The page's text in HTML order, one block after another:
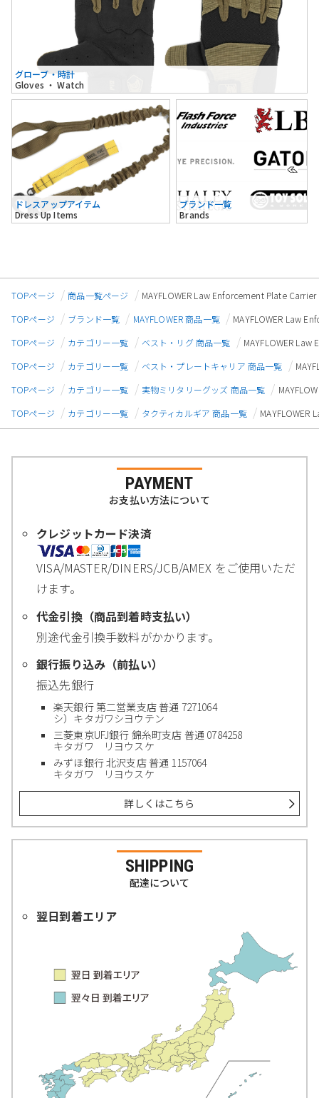
グローブ・時計
Gloves ・ Watch
ドレスアップアイテム
Dress Up Items
ブランド一覧
Brands
TOPページ 商品一覧ページ
MAYFLOWER Law Enforcement Plate
TOPページ
ブランド一覧 MAYFLOWER 商品一覧
MAYFLOWER Law
TOPページ
カテゴリー一覧 ベスト・リグ 商品一覧
MAYFLOWER
TOPページ
カテゴリー一覧 ベスト・プレートキャリア 商品一覧
TOPページ
カテゴリー一覧 実物ミリタリーグッズ 商品一覧
TOPページ
カテゴリー一覧 タクティカルギア 商品一覧
PAYMENT
お支払い方法について
クレジットカード決済
VISA/MASTER/DINERS/JCB/AMEX をご使用いただ
けます。
代金引換（商品到着時支払い）
別途代金引換手数料がかかります。
銀行振り込み（前払い）
振込先銀行
楽天銀行 第二営業支店 普通 7271064
シ）キタガワシヨウテン
三菱東京UFJ銀行 錦糸町支店 普通 0784258
キタガワ リヨウスケ
みずほ銀行 北沢支店 普通 1157064
キタガワ リヨウスケ
詳しくはこちら
SHIPPING
配達について
翌日到着エリア